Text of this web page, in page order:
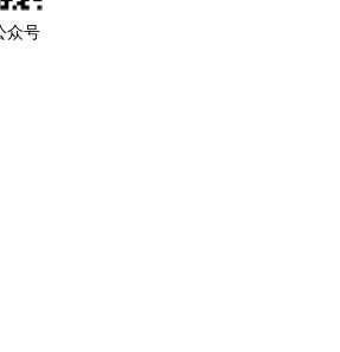
众号